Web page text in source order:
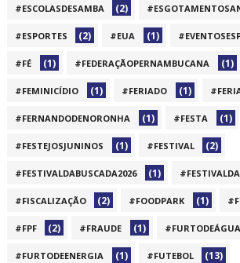
#ESCOLASDESAMBA (2)
#ESPORTES (2) #EUA (1)
#FÉ (1) #FEDERAÇÃOPERNAMBUCANA (1)
#FEMINICÍDIO (1) #FERIADO (1)
#FERNANDODENORONHA (1) #FESTA (1)
#FESTEJOSJUNINOS (1) #FESTIVAL (2)
#FESTIVALDABUSCADA2026 (1)
#FISCALIZAÇÃO (2) #FOODPARK (1)
#FPF (2) #FRAUDE (1) #FURTODEÁGUA
#FURTODEENERGIA (1) #FUTEBOL (13)